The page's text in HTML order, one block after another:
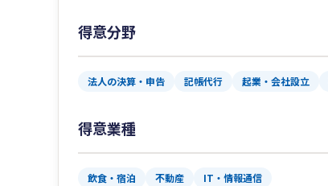
得意分野
法人の決算・申告 記帳代行 起業・会社設立
得意業種
飲食・宿泊 不動産 IT・情報通信